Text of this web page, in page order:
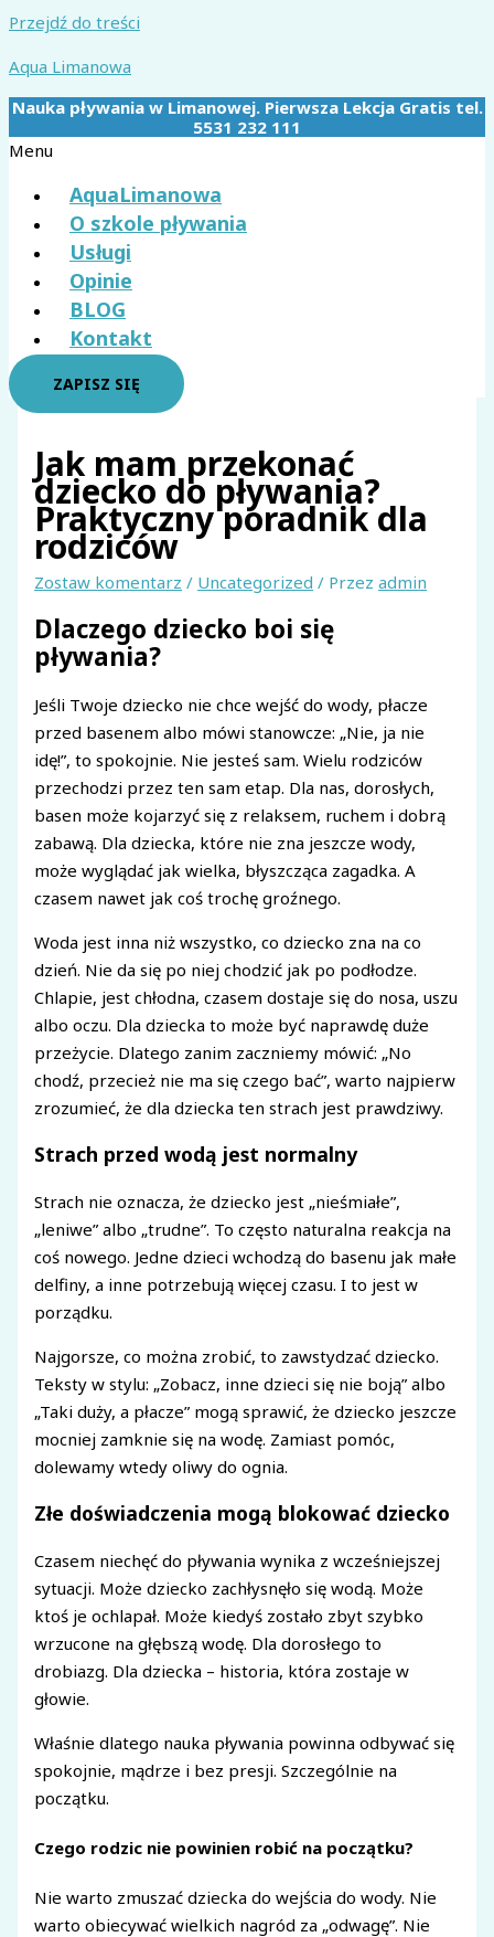
Przejdź do treści
Aqua Limanowa
Nauka pływania w Limanowej. Pierwsza Lekcja Gratis tel.
5531 232 111
Menu
AquaLimanowa
O szkole pływania
Usługi
Opinie
BLOG
Kontakt
ZAPISZ SIĘ
Jak mam przekonać
dziecko do pływania?
Praktyczny poradnik dla
rodziców
Zostaw komentarz / Uncategorized / Przezadmin
Dlaczego dziecko boi się
pływania?
Jeśli Twoje dziecko nie chce wejść do wody, płacze
przed basenem albo mówi stanowcze: „Nie, ja nie
idę!”, to spokojnie. Nie jesteś sam. Wielu rodziców
przechodzi przez ten sam etap. Dla nas, dorosłych,
basen może kojarzyć się z relaksem, ruchem i dobrą
zabawą. Dla dziecka, które nie zna jeszcze wody,
może wyglądać jak wielka, błyszcząca zagadka. A
czasem nawet jak coś trochę groźnego.
Woda jest inna niż wszystko, co dziecko zna na co
dzień. Nie da się po niej chodzić jak po podłodze.
Chlapie, jest chłodna, czasem dostaje się do nosa, uszu
albo oczu. Dla dziecka to może być naprawdę duże
przeżycie. Dlatego zanim zaczniemy mówić: „No
chodź, przecież nie ma się czego bać”, warto najpierw
zrozumieć, że dla dziecka ten strach jest prawdziwy.
Strach przed wodą jest normalny
Strach nie oznacza, że dziecko jest „nieśmiałe”,
„leniwe” albo „trudne”. To często naturalna reakcja na
coś nowego. Jedne dzieci wchodzą do basenu jak małe
delfiny, a inne potrzebują więcej czasu. I to jest w
porządku.
Najgorsze, co można zrobić, to zawstydzać dziecko.
Teksty w stylu: „Zobacz, inne dzieci się nie boją” albo
„Taki duży, a płacze” mogą sprawić, że dziecko jeszcze
mocniej zamknie się na wodę. Zamiast pomóc,
dolewamy wtedy oliwy do ognia.
Złe doświadczenia mogą blokować dziecko
Czasem niechęć do pływania wynika z wcześniejszej
sytuacji. Może dziecko zachłysnęło się wodą. Może
ktoś je ochlapał. Może kiedyś zostało zbyt szybko
wrzucone na głębszą wodę. Dla dorosłego to
drobiazg. Dla dziecka – historia, która zostaje w
głowie.
Właśnie dlatego nauka pływania powinna odbywać się
spokojnie, mądrze i bez presji. Szczególnie na
początku.
Czego rodzic nie powinien robić na początku?
Nie warto zmuszać dziecka do wejścia do wody. Nie
warto obiecywać wielkich nagród za „odwagę”. Nie